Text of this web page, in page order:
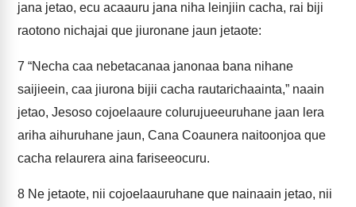
jana jetao, ecu acaauru jana niha leinjiin cacha, rai biji
raotono nichajai que jiuronane jaun jetaote:
7 “Necha caa nebetacanaa janonaa bana nihane
saijieein, caa jiurona bijii cacha rautarichaainta,” naain
jetao, Jesoso cojoelaaure colurujueeuruhane jaan lera
ariha aihuruhane jaun, Cana Coaunera naitoonjoa que
cacha relaurera aina fariseeocuru.
8 Ne jetaote, nii cojoelaauruhane que nainaain jetao, nii